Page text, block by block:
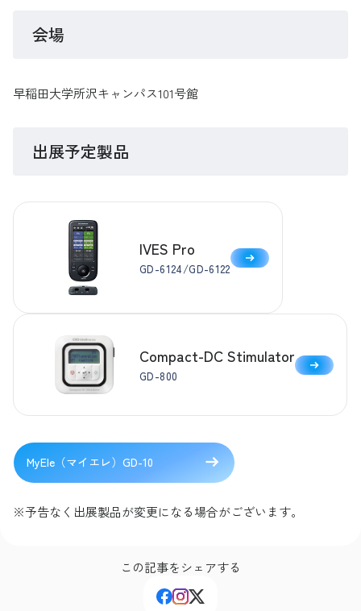
会場
早稲田大学所沢キャンパス101号館
出展予定製品
IVES Pro
GD-6124/GD-6122
Compact-DC Stimulator
GD-800
MyEle（マイエレ）GD-10
※予告なく出展製品が変更になる場合がございます。
この記事をシェアする